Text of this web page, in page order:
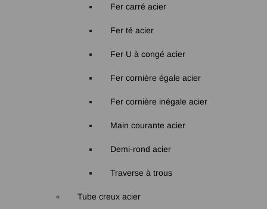
Fer carré acier
Fer té acier
Fer U à congé acier
Fer cornière égale acier
Fer cornière inégale acier
Main courante acier
Demi-rond acier
Traverse à trous
Tube creux acier